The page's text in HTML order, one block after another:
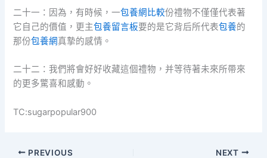
二十一：因為，有時候，一包養網比較份禮物不僅僅代表著
它自己的價值，更主包養留言板要的是它背后所代表包養的
那份包養網真摯的感情。
二十二：我們將會好好收藏這個禮物，并等待著未來所帶來
的更多驚喜和感動。
TC:sugarpopular900
PREVIOUS NEXT